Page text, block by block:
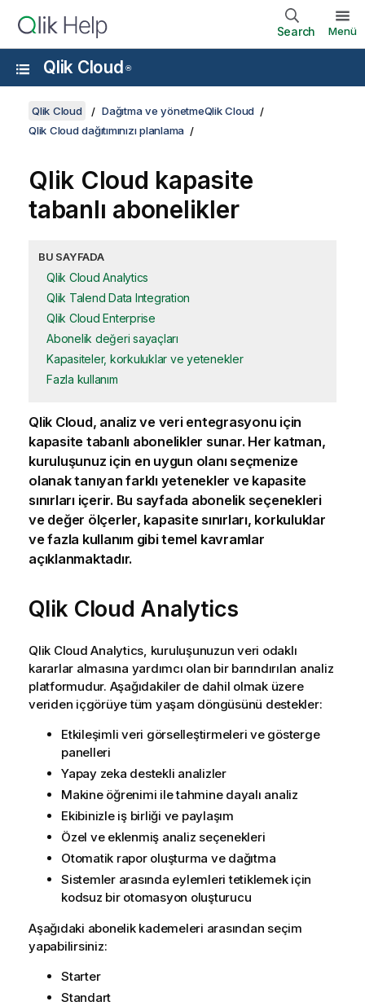
Search Menü
Qlik Cloud ®
Qlik Cloud
Dağıtma ve yönetmeQlik Cloud
Qlik Cloud dağıtımınızı planlama
Qlik Cloud kapasite
tabanlı abonelikler
BU SAYFADA
Qlik Cloud Analytics
Qlik Talend Data Integration
Qlik Cloud Enterprise
Abonelik değeri sayaçları
Kapasiteler, korkuluklar ve yetenekler
Fazla kullanım
Qlik Cloud, analiz ve veri entegrasyonu için
kapasite tabanlı abonelikler sunar. Her katman,
kuruluşunuz için en uygun olanı seçmenize
olanak tanıyan farklı yetenekler ve kapasite
sınırları içerir. Bu sayfada abonelik seçenekleri
ve değer ölçerler, kapasite sınırları, korkuluklar
ve fazla kullanım gibi temel kavramlar
açıklanmaktadır.
Qlik Cloud Analytics
Qlik Cloud Analytics , kuruluşunuzun veri odaklı
kararlar almasına yardımcı olan bir barındırılan analiz
platformudur. Aşağıdakiler de dahil olmak üzere
veriden içgörüye tüm yaşam döngüsünü destekler:
Etkileşimli veri görselleştirmeleri ve gösterge
panelleri
Yapay zeka destekli analizler
Makine öğrenimi ile tahmine dayalı analiz
Ekibinizle iş birliği ve paylaşım
Özel ve eklenmiş analiz seçenekleri
Otomatik rapor oluşturma ve dağıtma
Sistemler arasında eylemleri tetiklemek için
kodsuz bir otomasyon oluşturucu
Aşağıdaki abonelik kademeleri arasından seçim
yapabilirsiniz:
Starter
Standart